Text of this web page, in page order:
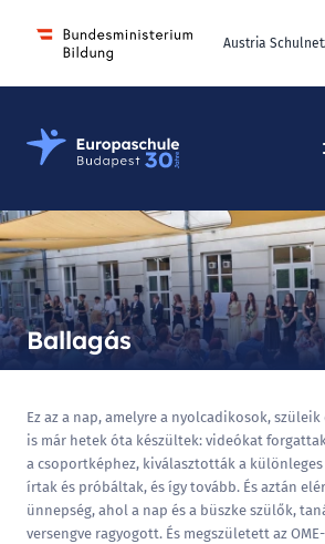
Austria
Osztrák-Magyar Európaiskola
Ballagás
Ez az a nap, amelyre a nyolcadikosok,
is már hetek óta készültek: videókat
a csoportképhez, kiválasztották a
írtak és próbáltak, és így tovább. És aztán
ünnepség, ahol a nap és a büszke szülők,
versengve ragyogott. És megszületett az